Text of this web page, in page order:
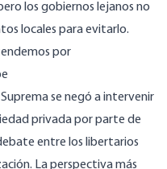
los gobiernos lejanos no
locales para evitarlo.
por
se negó a intervenir
privada por parte de
entre los libertarios
La perspectiva más